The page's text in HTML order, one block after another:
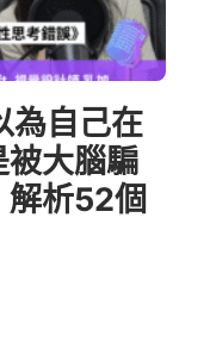
為自己在
被大腦騙
解析52個